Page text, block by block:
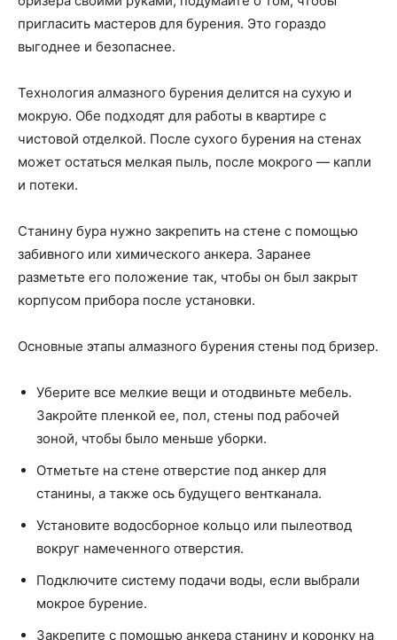
пригласить мастеров для бурения. Это гораздо
выгоднее и безопаснее.
Технология алмазного бурения делится на сухую и
мокрую. Обе подходят для работы в квартире с
чистовой отделкой. После сухого бурения на стенах
может остаться мелкая пыль, после мокрого — капли
и потеки.
Станину бура нужно закрепить на стене с помощью
забивного или химического анкера. Заранее
разметьте его положение так, чтобы он был закрыт
корпусом прибора после установки.
Основные этапы алмазного бурения стены под бризер.
Уберите все мелкие вещи и отодвиньте мебель.
Закройте пленкой ее, пол, стены под рабочей
зоной, чтобы было меньше уборки.
Отметьте на стене отверстие под анкер для
станины, а также ось будущего вентканала.
Установите водосборное кольцо или пылеотвод
вокруг намеченного отверстия.
Подключите систему подачи воды, если выбрали
мокрое бурение.
Закрепите с помощью анкера станину и коронку на